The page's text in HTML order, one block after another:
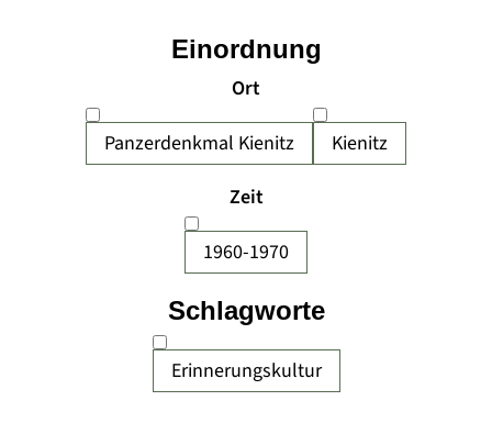
Ort
Panzerdenkmal Kienitz
Kienitz
Zeit
1960-1970
Erinnerungskultur
Einordnung
Schlagworte